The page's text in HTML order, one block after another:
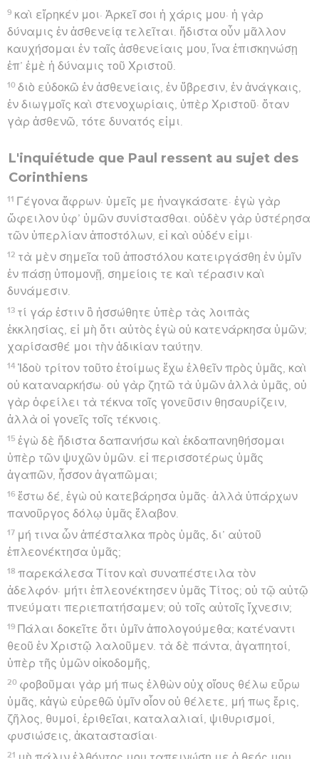
9 καὶ εἴρηκέν μοι· Ἀρκεῖ σοι ἡ χάρις μου· ἡ γὰρ
δύναμις ἐν ἀσθενείᾳ τελεῖται. ἥδιστα οὖν μᾶλλον
καυχήσομαι ἐν ταῖς ἀσθενείαις μου, ἵνα ἐπισκηνώσῃ
ἐπ’ ἐμὲ ἡ δύναμις τοῦ Χριστοῦ.
10 διὸ εὐδοκῶ ἐν ἀσθενείαις, ἐν ὕβρεσιν, ἐν ἀνάγκαις,
ἐν διωγμοῖς καὶ στενοχωρίαις, ὑπὲρ Χριστοῦ· ὅταν
γὰρ ἀσθενῶ, τότε δυνατός εἰμι.
L'inquiétude que Paul ressent au sujet des
Corinthiens
11 Γέγονα ἄφρων· ὑμεῖς με ἠναγκάσατε· ἐγὼ γὰρ
ὤφειλον ὑφ’ ὑμῶν συνίστασθαι. οὐδὲν γὰρ ὑστέρησα
τῶν ὑπερλίαν ἀποστόλων, εἰ καὶ οὐδέν εἰμι·
12 τὰ μὲν σημεῖα τοῦ ἀποστόλου κατειργάσθη ἐν ὑμῖν
ἐν πάσῃ ὑπομονῇ, σημείοις τε καὶ τέρασιν καὶ
δυνάμεσιν.
13 τί γάρ ἐστιν ὃ ἡσσώθητε ὑπὲρ τὰς λοιπὰς
ἐκκλησίας, εἰ μὴ ὅτι αὐτὸς ἐγὼ οὐ κατενάρκησα ὑμῶν;
χαρίσασθέ μοι τὴν ἀδικίαν ταύτην.
14 Ἰδοὺ τρίτον τοῦτο ἑτοίμως ἔχω ἐλθεῖν πρὸς ὑμᾶς, καὶ
οὐ καταναρκήσω· οὐ γὰρ ζητῶ τὰ ὑμῶν ἀλλὰ ὑμᾶς, οὐ
γὰρ ὀφείλει τὰ τέκνα τοῖς γονεῦσιν θησαυρίζειν,
ἀλλὰ οἱ γονεῖς τοῖς τέκνοις.
15 ἐγὼ δὲ ἥδιστα δαπανήσω καὶ ἐκδαπανηθήσομαι
ὑπὲρ τῶν ψυχῶν ὑμῶν. εἰ περισσοτέρως ὑμᾶς
ἀγαπῶν, ἧσσον ἀγαπῶμαι;
16 ἔστω δέ, ἐγὼ οὐ κατεβάρησα ὑμᾶς· ἀλλὰ ὑπάρχων
πανοῦργος δόλῳ ὑμᾶς ἔλαβον.
17 μή τινα ὧν ἀπέσταλκα πρὸς ὑμᾶς, δι’ αὐτοῦ
ἐπλεονέκτησα ὑμᾶς;
18 παρεκάλεσα Τίτον καὶ συναπέστειλα τὸν
ἀδελφόν· μήτι ἐπλεονέκτησεν ὑμᾶς Τίτος; οὐ τῷ αὐτῷ
πνεύματι περιεπατήσαμεν; οὐ τοῖς αὐτοῖς ἴχνεσιν;
19 Πάλαι δοκεῖτε ὅτι ὑμῖν ἀπολογούμεθα; κατέναντι
θεοῦ ἐν Χριστῷ λαλοῦμεν. τὰ δὲ πάντα, ἀγαπητοί,
ὑπὲρ τῆς ὑμῶν οἰκοδομῆς,
20 φοβοῦμαι γὰρ μή πως ἐλθὼν οὐχ οἵους θέλω εὕρω
ὑμᾶς, κἀγὼ εὑρεθῶ ὑμῖν οἷον οὐ θέλετε, μή πως ἔρις,
ζῆλος, θυμοί, ἐριθεῖαι, καταλαλιαί, ψιθυρισμοί,
φυσιώσεις, ἀκαταστασίαι·
21